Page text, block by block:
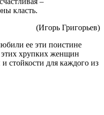
класть.
(Игорь Григорьев)
ее эти поистине
хрупких женщин
стойкости для каждого из